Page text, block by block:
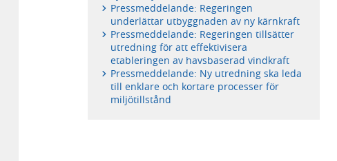
Pressmeddelande: Regeringen
underlättar utbyggnaden av ny kärnkraft
Pressmeddelande: Regeringen tillsätter
utredning för att effektivisera
etableringen av havsbaserad vindkraft
Pressmeddelande: Ny utredning ska leda
till enklare och kortare processer för
miljötillstånd